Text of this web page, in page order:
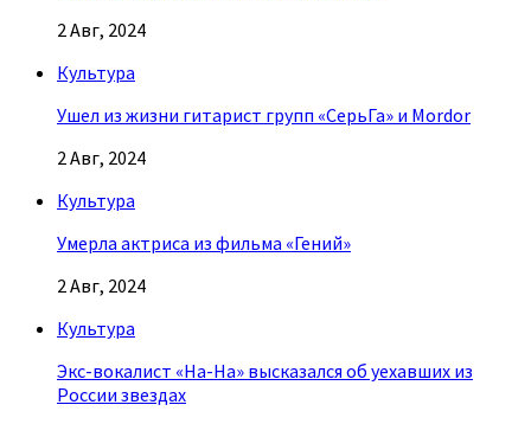
2 Авг, 2024
Культура
Ушел из жизни гитарист групп «СерьГа» и Mordor
2 Авг, 2024
Культура
Умерла актриса из фильма «Гений»
2 Авг, 2024
Культура
Экс-вокалист «На-На» высказался об уехавших из
России звездах